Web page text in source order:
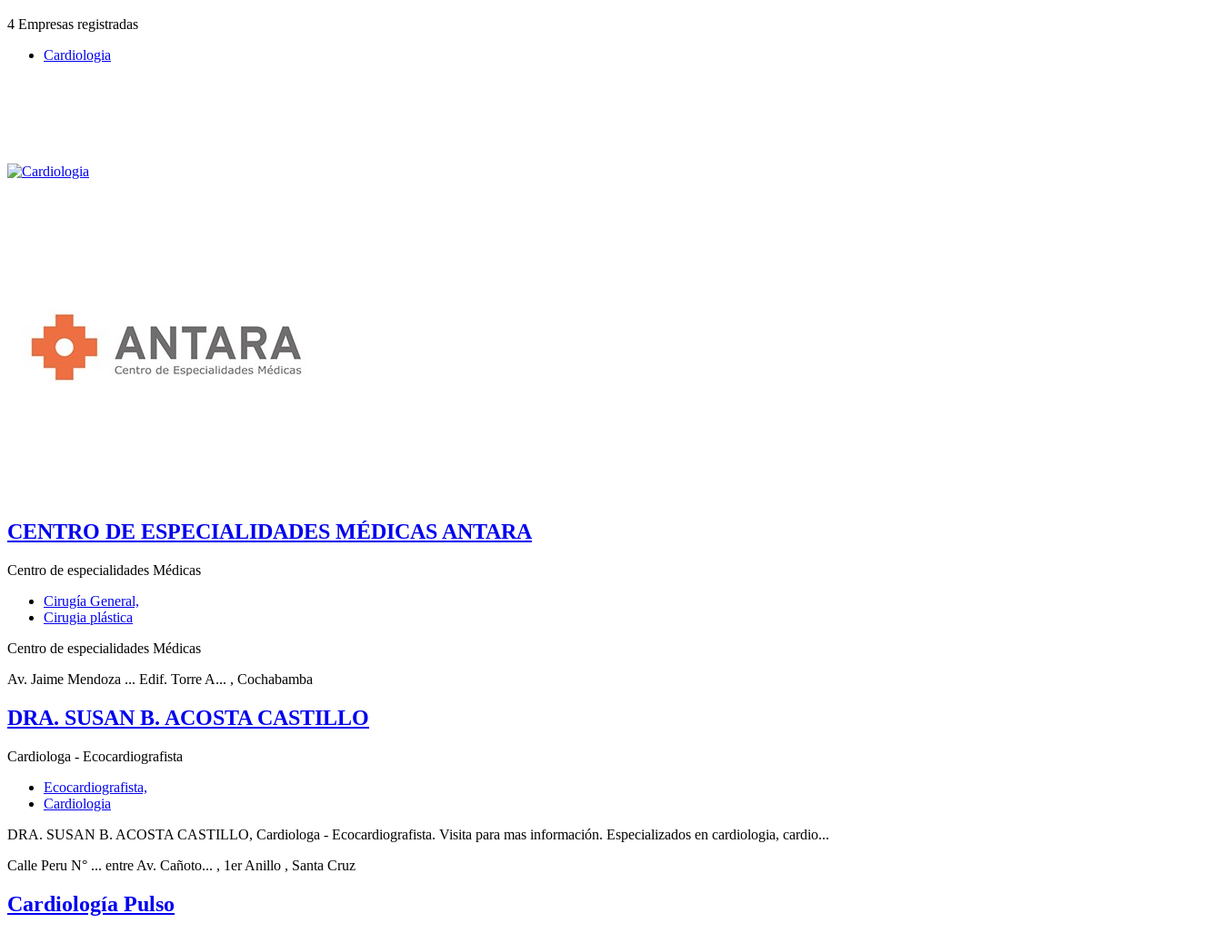
4 Empresas registradas
Cardiologia
CENTRO DE ESPECIALIDADES MÉDICAS ANTARA
Centro de especialidades Médicas
Cirugía General,
Cirugia plástica
Centro de especialidades Médicas
Av. Jaime Mendoza ... Edif. Torre A... , Cochabamba
DRA. SUSAN B. ACOSTA CASTILLO
Cardiologa - Ecocardiografista
Ecocardiografista,
Cardiologia
DRA. SUSAN B. ACOSTA CASTILLO, Cardiologa - Ecocardiografista. Visita para mas información. Especializados en cardiologia, cardio...
Calle Peru N° ... entre Av. Cañoto... , 1er Anillo , Santa Cruz
Cardiología Pulso